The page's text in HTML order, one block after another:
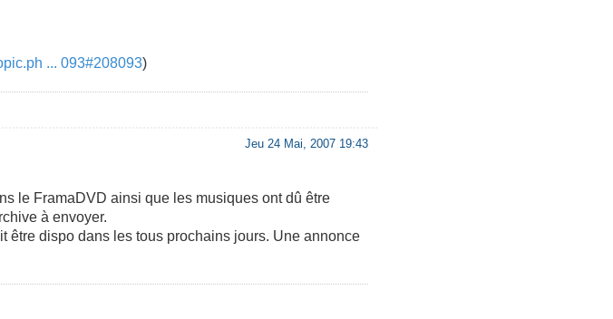
... 093#208093)
Jeu 24 Mai, 2007 19:43
le FramaDVD ainsi que les musiques ont dû être
à envoyer.
être dispo dans les tous prochains jours. Une annonce